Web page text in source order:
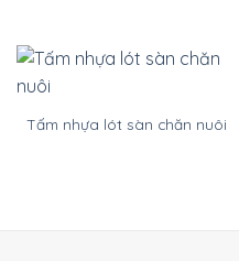
Tấm nhựa lót sàn chăn nuôi